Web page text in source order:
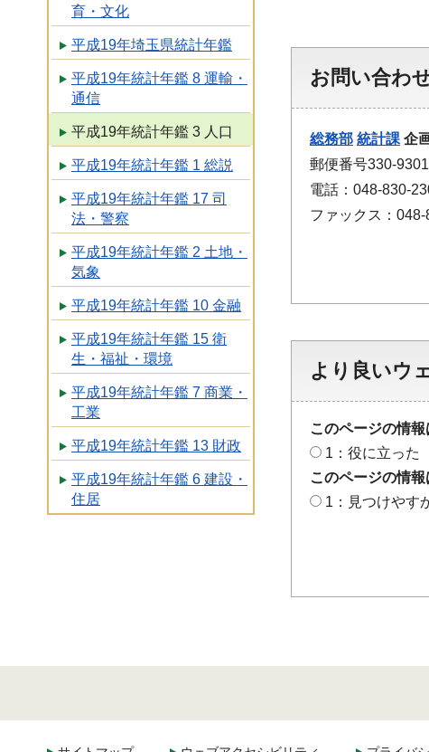
育・文化
平成19年埼玉県統計年鑑
平成19年統計年鑑 8 運輸・
通信
平成19年統計年鑑 3 人口
平成19年統計年鑑 1 総説
平成19年統計年鑑 17 司
法・警察
平成19年統計年鑑 2 土地・
気象
平成19年統計年鑑 10 金融
平成19年統計年鑑 15 衛
生・福祉・環境
平成19年統計年鑑 7 商業・
工業
平成19年統計年鑑 13 財政
平成19年統計年鑑 6 建設・
住居
お問い合わ
総務部 統計課 企
郵便番号330-
電話：048-830-
ファックス：
より良いウ
このページの情
1：役に立った
このページの情
1：見つけやす